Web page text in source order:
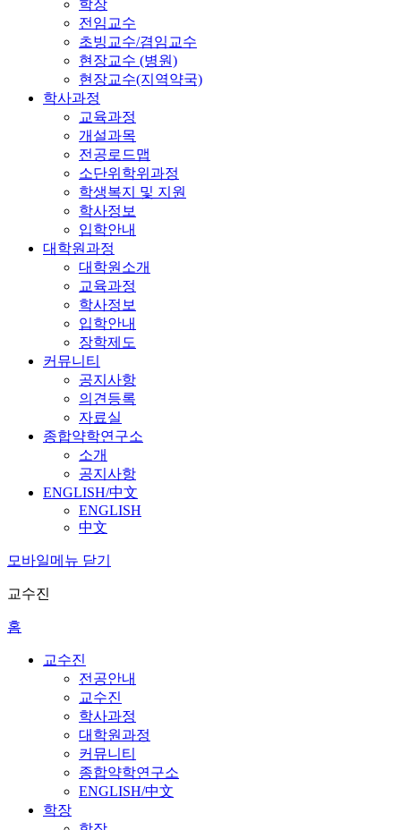
학장
전임교수
초빙교수/겸임교수
현장교수 (병원)
현장교수(지역약국)
학사과정
교육과정
개설과목
전공로드맵
소단위학위과정
학생복지 및 지원
학사정보
입학안내
대학원과정
대학원소개
교육과정
학사정보
입학안내
장학제도
커뮤니티
공지사항
의견등록
자료실
종합약학연구소
소개
공지사항
ENGLISH/中文
ENGLISH
中文
모바일메뉴 닫기
교수진
홈
교수진
전공안내
교수진
학사과정
대학원과정
커뮤니티
종합약학연구소
ENGLISH/中文
학장